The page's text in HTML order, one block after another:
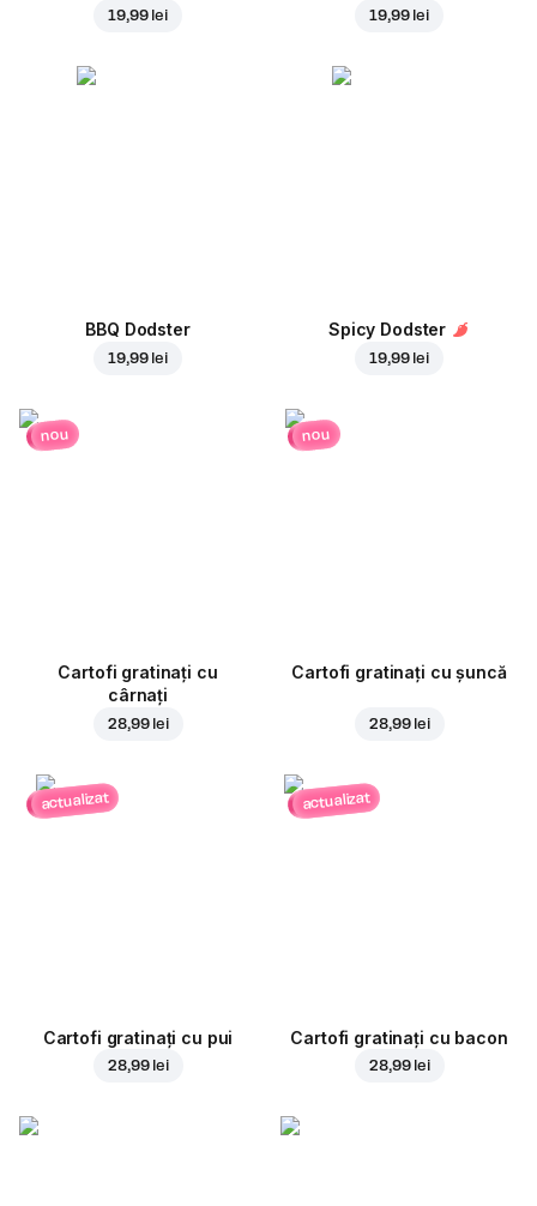
19,99 lei 19,99 lei
BBQ Dodster
19,99 lei
Spicy Dodster
19,99 lei
nou
Cartofi gratinați cu
cârnați
28,99 lei
nou
Cartofi gratinați cu șuncă
28,99 lei
actualizat
Cartofi gratinați cu pui
28,99 lei
actualizat
Cartofi gratinați cu bacon
28,99 lei